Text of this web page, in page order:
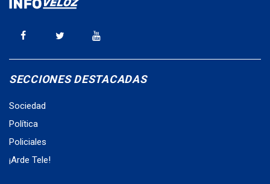
SECCIONES DESTACADAS
Sociedad
Política
Policiales
¡Arde Tele!